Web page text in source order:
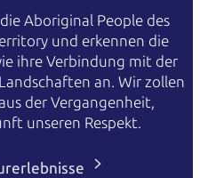
Aboriginal People des
und erkennen die
ihre Verbindung mit der
an. Wir zollen
der Vergangenheit,
unseren Respekt.